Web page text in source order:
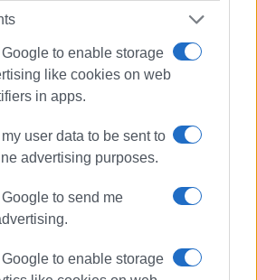
Google to enable storage
like cookies on web
in apps.
my user data to be sent to
advertising purposes.
Google to send me
Google to enable storage
- διευθυντής της Ενημέρωσης.
εργαστεί ως μηχανικός και
από τις αρχές της
Έχει συνεργαστεί με σχεδόν
εφημερίδες. Διετέλεσε